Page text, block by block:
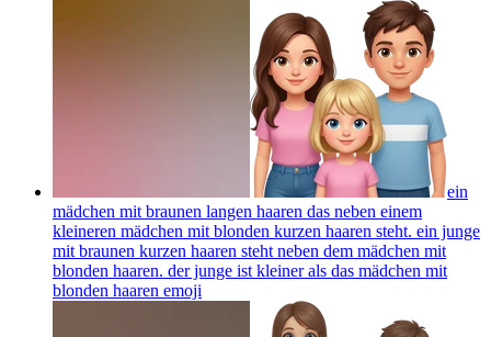
ein
mädchen mit braunen langen haaren das neben einem
kleineren mädchen mit blonden kurzen haaren steht. ein junge
mit braunen kurzen haaren steht neben dem mädchen mit
blonden haaren. der junge ist kleiner als das mädchen mit
blonden haaren emoji